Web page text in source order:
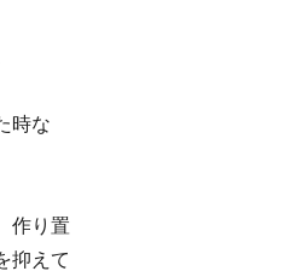
時な
作り置
抑えて